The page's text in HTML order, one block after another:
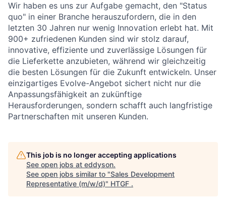
Wir haben es uns zur Aufgabe gemacht, den "Status
quo" in einer Branche herauszufordern, die in den
letzten 30 Jahren nur wenig Innovation erlebt hat. Mit
900+ zufriedenen Kunden sind wir stolz darauf,
innovative, effiziente und zuverlässige Lösungen für
die Lieferkette anzubieten, während wir gleichzeitig
die besten Lösungen für die Zukunft entwickeln. Unser
einzigartiges Evolve-Angebot sichert nicht nur die
Anpassungsfähigkeit an zukünftige
Herausforderungen, sondern schafft auch langfristige
Partnerschaften mit unseren Kunden.
This job is no longer accepting applications
See open jobs at eddyson.
See open jobs similar to "Sales Development
Representative (m/w/d)" HTGF .